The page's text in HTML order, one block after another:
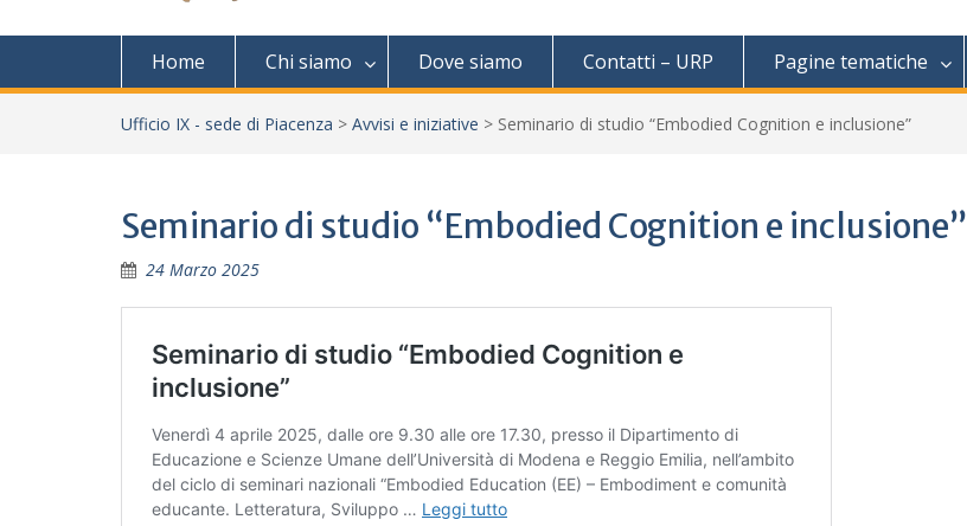
Home Chi siamo Dove siamo Contatti – URP Pagine tematiche
Ufficio IX - sede di Piacenza > Avvisi e iniziative > Seminario di studio “Embodied Cognition e inclusione”
Seminario di studio “Embodied Cognition e inclusione”
24 Marzo 2025